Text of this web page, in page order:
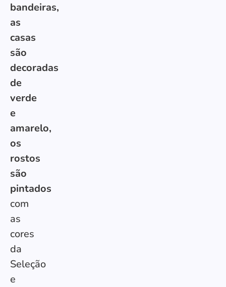
bandeiras,
as
casas
são
decoradas
de
verde
e
amarelo,
os
rostos
são
pintados
com
as
cores
da
Seleção
e